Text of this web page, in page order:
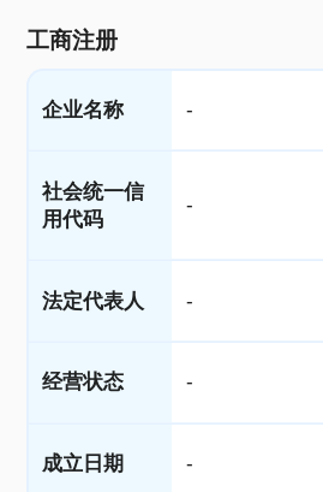
工商注册
企业名称 -
社会统一信
用代码
-
法定代表人 -
经营状态 -
成立日期 -